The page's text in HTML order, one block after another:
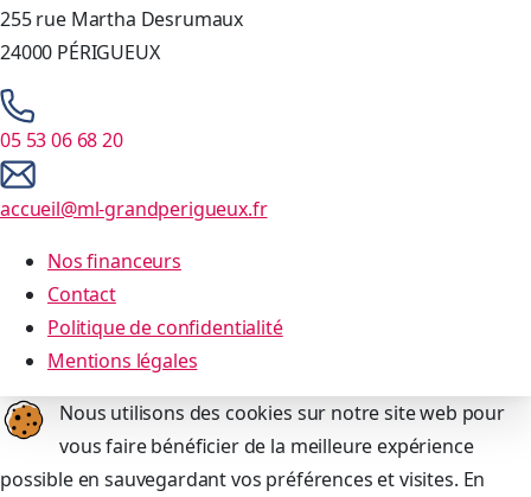
255 rue Martha Desrumaux
24000 PÉRIGUEUX
05 53 06 68 20
accueil@ml-grandperigueux.fr
Nos financeurs
Contact
Politique de confidentialité
Mentions légales
Nous utilisons des cookies sur notre site web pour
vous faire bénéficier de la meilleure expérience
possible en sauvegardant vos préférences et visites. En